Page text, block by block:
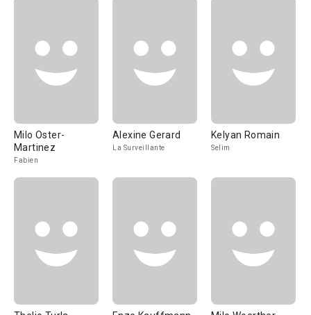
Milo Oster-
Martinez
Fabien
Alexine Gerard
La Surveillante
Kelyan Romain
Selim